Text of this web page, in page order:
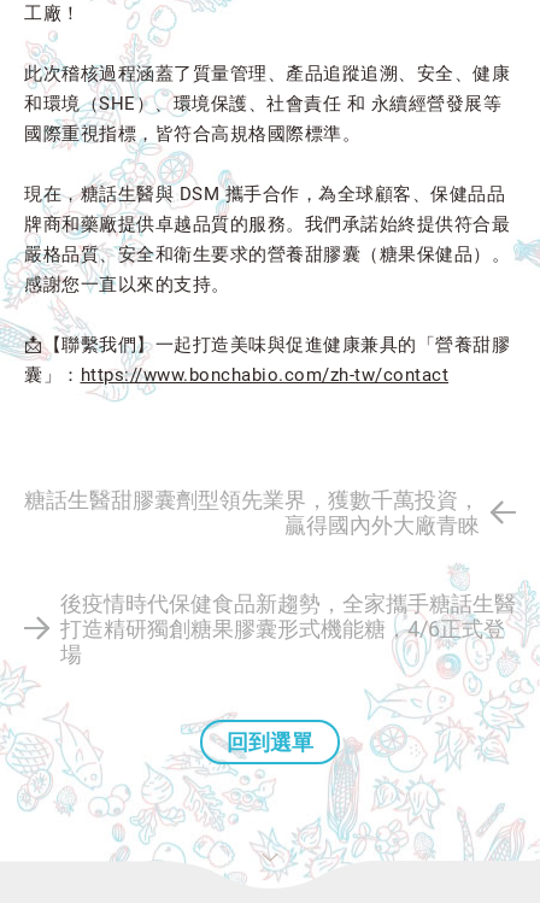
工廠！
此次稽核過程涵蓋了質量管理、產品追蹤追溯、安全、健康
和環境（SHE）、環境保護、社會責任 和 永續經營發展等
國際重視指標，皆符合高規格國際標準。
現在，糖話生醫與 DSM 攜手合作，為全球顧客、保健品品
牌商和藥廠提供卓越品質的服務。我們承諾始終提供符合最
嚴格品質、安全和衛生要求的營養甜膠囊（糖果保健品）。
感謝您一直以來的支持。
📩【聯繫我們】一起打造美味與促進健康兼具的「營養甜膠
囊」： https://www.bonchabio.com/zh-tw/contact
糖話生醫甜膠囊劑型領先業界，獲數千萬投資，
贏得國內外大廠青睞
後疫情時代保健食品新趨勢，全家攜手糖話生醫
打造精研獨創糖果膠囊形式機能糖，4/6正式登
場
回到選單